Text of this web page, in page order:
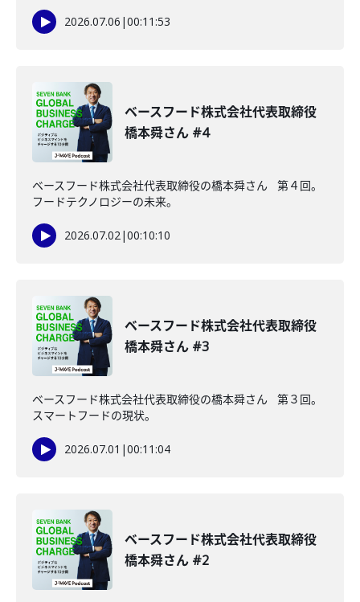
2026.07.06 |00:11:53
ベースフード株式会社代表取締役
橋本舜さん #4
ベースフード株式会社代表取締役の橋本舜さん 第４回。
フードテクノロジーの未来。
2026.07.02|00:10:10
ベースフード株式会社代表取締役
橋本舜さん #3
ベースフード株式会社代表取締役の橋本舜さん 第３回。
スマートフードの現状。
2026.07.01 |00:11:04
ベースフード株式会社代表取締役
橋本舜さん #2